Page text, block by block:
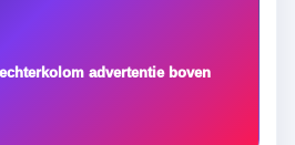
advertentie boven